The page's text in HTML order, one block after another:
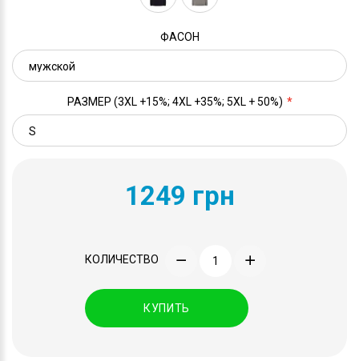
ФАСОН
РАЗМЕР (3XL +15%; 4XL +35%; 5XL + 50%)
1249 грн
КОЛИЧЕСТВО
КУПИТЬ